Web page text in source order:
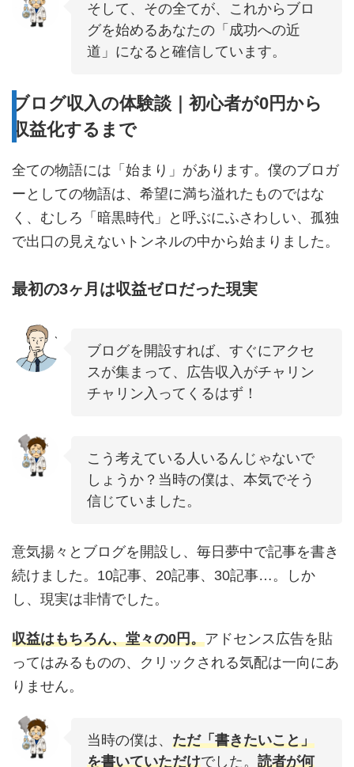
そして、その全てが、これからブロ
グを始めるあなたの「成功への近
道」になると確信しています。
ブログ収入の体験談｜初心者が0円から
収益化するまで
全ての物語には「始まり」があります。僕のブロガ
ーとしての物語は、希望に満ち溢れたものではな
く、むしろ「暗黒時代」と呼ぶにふさわしい、孤独
で出口の見えないトンネルの中から始まりました。
最初の3ヶ月は収益ゼロだった現実
ブログを開設すれば、すぐにアクセ
スが集まって、広告収入がチャリン
チャリン入ってくるはず！
こう考えている人いるんじゃないで
しょうか？当時の僕は、本気でそう
信じていました。
意気揚々とブログを開設し、毎日夢中で記事を書き
続けました。10記事、20記事、30記事…。しか
し、現実は非情でした。
収益はもちろん、堂々の0円。アドセンス広告を貼
ってはみるものの、クリックされる気配は一向にあ
りません。
当時の僕は、 ただ「書きたいこと」
を書いていただけでした。 読者が何